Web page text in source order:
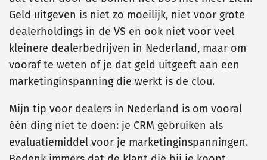
Geld uitgeven is niet zo moeilijk, niet voor grote
dealerholdings in de VS en ook niet voor veel
kleinere dealerbedrijven in Nederland, maar om
vooraf te weten of je dat geld uitgeeft aan een
marketinginspanning die werkt is de clou.
Mijn tip voor dealers in Nederland is om vooral
één ding niet te doen: je CRM gebruiken als
evaluatiemiddel voor je marketinginspanningen.